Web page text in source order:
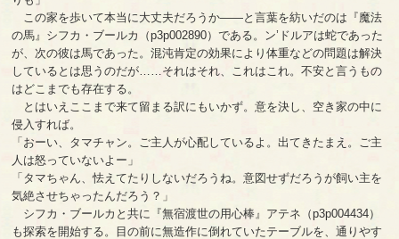
この家を歩いて本当に大丈夫だろうか――と言葉を紡いだのは『魔法
の馬』シフカ・ブールカ（p3p002890）である。ン’ドルアは蛇であった
が、次の彼は馬であった。混沌肯定の効果により体重などの問題は解決
しているとは思うのだが……それはそれ、これはこれ。不安と言うもの
はどこまでも存在する。
とはいえここまで来て留まる訳にもいかず。意を決し、空き家の中に
侵入すれば。
「おーい、タマチャン。ご主人が心配しているよ。出てきたまえ。ご主
人は怒っていないよー」
「タマちゃん、怯えてたりしないだろうね。意図せずだろうが飼い主を
気絶させちゃったんだろう？」
シフカ・ブールカと共に『無宿渡世の用心棒』アテネ（p3p004434）
も探索を開始する。目の前に無造作に倒れていたテーブルを、通りやす